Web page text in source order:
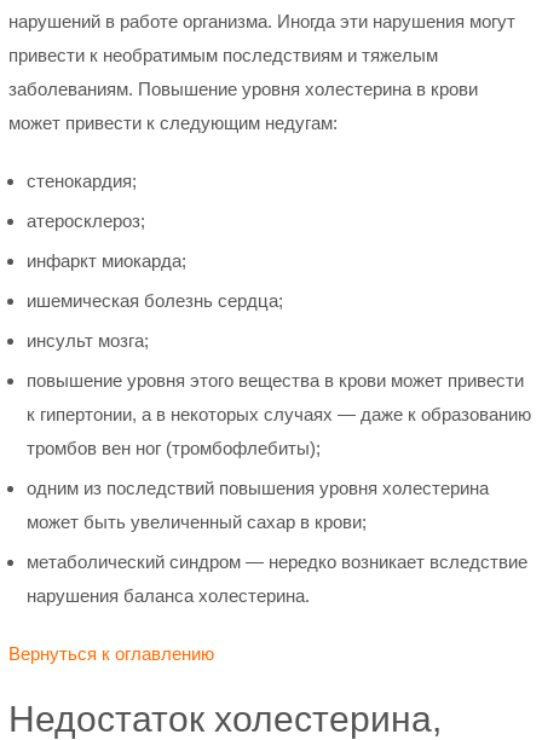
нарушений в работе организма. Иногда эти нарушения могут
привести к необратимым последствиям и тяжелым
заболеваниям. Повышение уровня холестерина в крови
может привести к следующим недугам:
стенокардия;
атеросклероз;
инфаркт миокарда;
ишемическая болезнь сердца;
инсульт мозга;
повышение уровня этого вещества в крови может привести
к гипертонии, а в некоторых случаях — даже к образованию
тромбов вен ног (тромбофлебиты);
одним из последствий повышения уровня холестерина
может быть увеличенный сахар в крови;
метаболический синдром — нередко возникает вследствие
нарушения баланса холестерина.
Вернуться к оглавлению
Недостаток холестерина,